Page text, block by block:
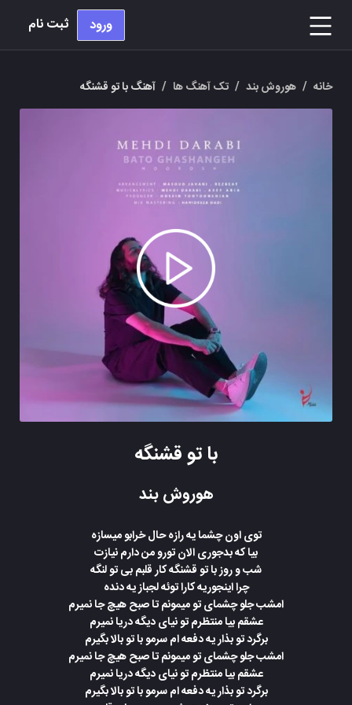
ورود ثبت نام
خانه / هوروش بند / تک آهنگ ها / آهنگ با تو قشنگه
با تو قشنگه
هوروش بند
توی اون چشما یه رازه حال خرابو میسازه
بیا که بدجوری الان تورو من دارم نیازت
شب و روز با تو قشنگه کار قلبم بی تو لنگه
چرا اینجوریه کارا توئه لجباز یه دنده
امشب جلو چشمای تو میمونم تا صبح هیچ جا نمیرم
عشقم بیا منتظرم تو نیای دیگه دریا نمیرم
برگرد تو بذار یه دفعه ام سرمو با تو بالا بگیرم
امشب جلو چشمای تو میمونم تا صبح هیچ جا نمیرم
عشقم بیا منتظرم تو نیای دیگه دریا نمیرم
برگرد تو بذار یه دفعه ام سرمو با تو بالا بگیرم